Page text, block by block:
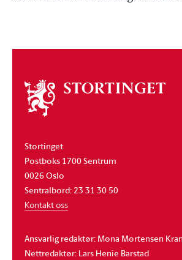
Om
stortinget
Stortinget
Postboks 1700 Sentrum
0026 Oslo
Sentralbord: 23 31 30 50
Kontakt oss
Ansvarlig redaktør: Mona Mortensen
Nettredaktør: Lars Henie Barstad